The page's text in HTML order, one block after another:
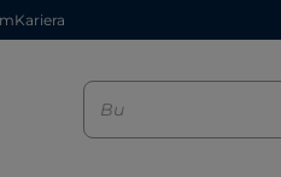
Kariera